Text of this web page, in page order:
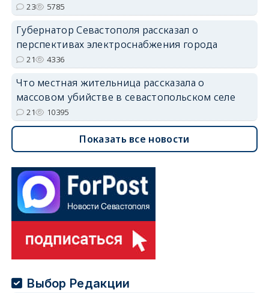
23 5785
Губернатор Севастополя рассказал о
перспективах электроснабжения города
21 4336
Что местная жительница рассказала о
массовом убийстве в севастопольском селе
21 10395
Показать все новости
Выбор Редакции